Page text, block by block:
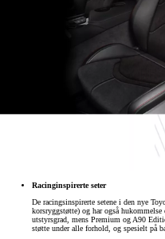
Racinginspirerte seter
De racingsinspirerte setene i den nye
korsryggstøtte) og har også
utstyrsgrad, mens Premium og A90
støtte under alle forhold, og spesielt på